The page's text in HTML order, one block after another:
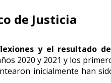
de Justicia
y el resultado
2020 y 2021 y los
inicialmente han